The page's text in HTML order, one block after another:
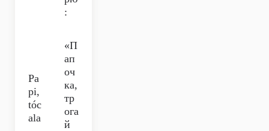
:
Pa
pi,
tóc
ala
«П
ап
оч
ка,
тр
ога
й